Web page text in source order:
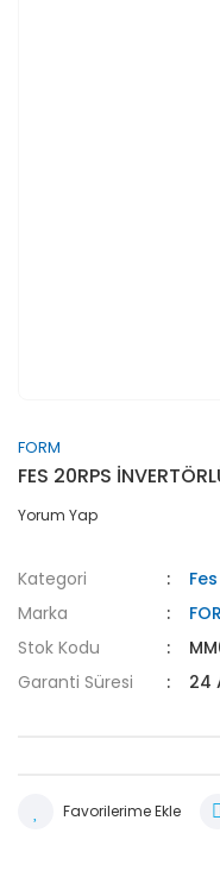
FORM
FES 20RPS
Yorum Yap
Kategori
Marka
Stok Kodu
Garanti Süresi
24